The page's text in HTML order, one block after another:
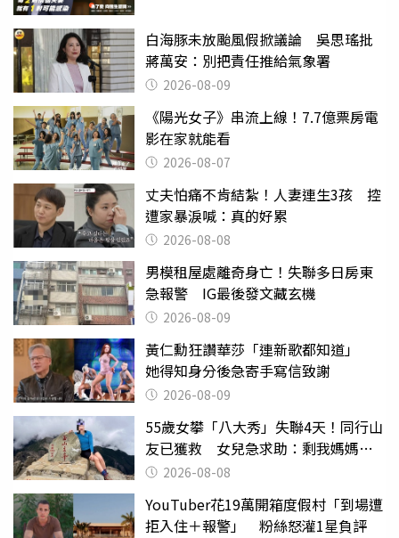
白海豚未放颱風假掀議論 吳思瑤批
蔣萬安：別把責任推給氣象署
2026-08-09
《陽光女子》串流上線！7.7億票房電
影在家就能看
2026-08-07
丈夫怕痛不肯結紮！人妻連生3孩 控
遭家暴淚喊：真的好累
2026-08-08
男模租屋處離奇身亡！失聯多日房東
急報警 IG最後發文藏玄機
2026-08-09
黃仁勳狂讚華莎「連新歌都知道」
她得知身分後急寄手寫信致謝
2026-08-09
55歲女攀「八大秀」失聯4天！同行山
友已獲救 女兒急求助：剩我媽媽還
沒找到
2026-08-08
YouTuber花19萬開箱度假村「到場遭
拒入住＋報警」 粉絲怒灌1星負評